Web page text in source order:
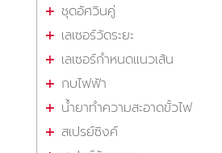
ชุดอัศวินคู่
เลเซอร์วัดระยะ
เลเซอร์กำหนดแนวเส้น
กบไฟฟ้า
น้ำยาทำความสะอาดขั้วไฟ
สเปรย์ซิงค์